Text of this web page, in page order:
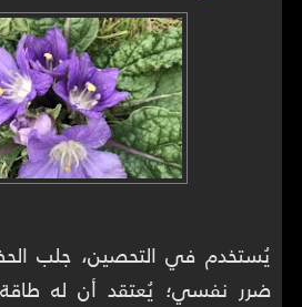
يُستخدم في التحصين، جلب
ضرر نفسي؛ يُعتقد أن له